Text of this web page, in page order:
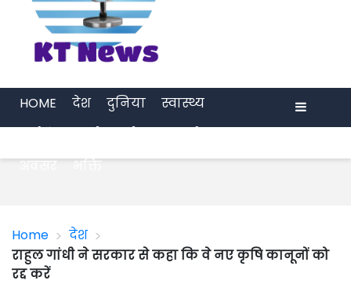
HOME देश दुनिया
स्वास्थ्य
अवसर
भक्ति
Home > देश >
राहुल गांधी ने सरकार से कहा कि वे नए कृषि कानूनों को
रद्द करें